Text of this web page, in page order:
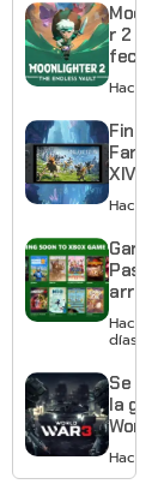
r 2 ya
fecha y
puedes
gratis
el
Hace 21
Final
Fantasy
XIV
Switch
te deja
jugar un
mes sin
pagar
Hace 2
Game
Pass
arranca
agosto
con
War: E-
Day,
Hace 2
días
Se
la
World
3 apaga
sus
Hace 3